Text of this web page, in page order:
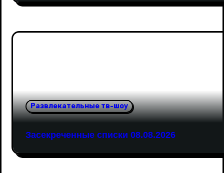
Развлекательные тв-шоу
Засекреченные списки 08.08.2026